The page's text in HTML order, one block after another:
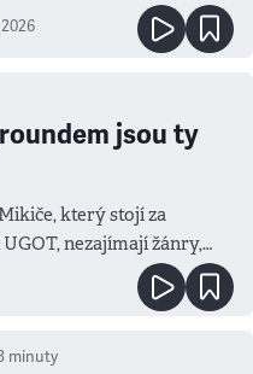
jsou ty
který stojí za
nezajímají žánry,
minuty